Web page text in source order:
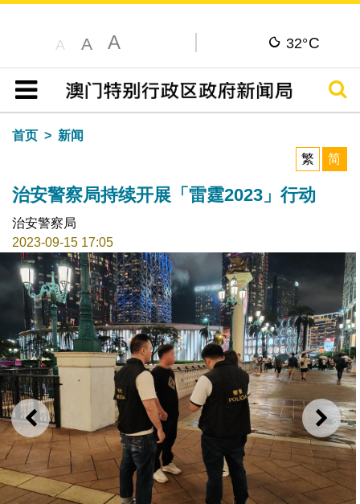
A A A 32°C
目录
搜寻
首页
新闻
繁
简
治安警察局持续开展「雷霆2023」行动
治安警察局
2023-09-15 17:05
上一则 下一